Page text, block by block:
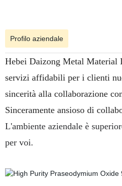
Profilo aziendale
Hebei Daizong Metal Material
servizi affidabili per i clienti
sincerità alla collaborazione
Sinceramente ansioso di
L'ambiente aziendale è
per voi.